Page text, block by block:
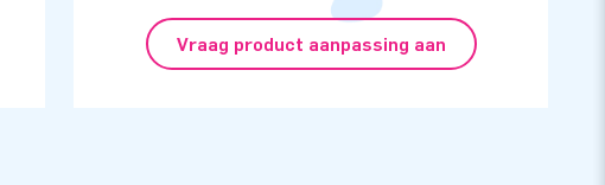
Vraag product aanpassing aan